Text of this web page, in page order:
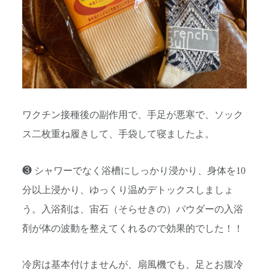
ワクチン接種後の副作用で、手足が悪寒で、ソック
ス二枚重ね履きして、手袋して寝ましたよ。
❸ シャワーでなく浴槽にしっかり浸かり、身体を10
分以上浸かり、ゆっくり温めデトックスしましょ
う。入浴剤は、宙石（そらせきの）パウダーの入浴
剤が体の波動を整えてくれるので効果的でした！！
冷房は基本付けませんが、扇風機でも、足とお腹冷